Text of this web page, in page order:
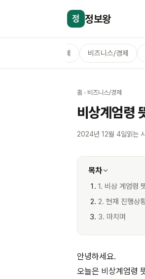
정 정보왕
전체 비즈니스/경제
홈 › 비즈니스/경제
비상계엄령
2024년 12월 4일읽는
목차
1. 비상 계엄령
2. 현재 진행상
3. 마치며
안녕하세요.
오늘은 비상계엄령